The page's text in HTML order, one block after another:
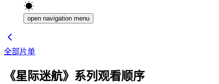
open navigation menu
全部片单
《星际迷航》系列观看顺序